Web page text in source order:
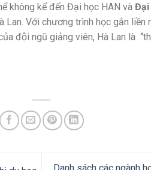
không kể đến Đại học HAN và Đại
Với chương trình học gắn liền
đội ngũ giảng viên, Hà Lan là
Danh sách các ngành